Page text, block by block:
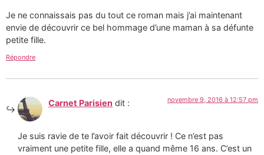
Je ne connaissais pas du tout ce roman mais j’ai maintenant
envie de découvrir ce bel hommage d’une maman à sa défunte
petite fille.
Répondre
Carnet Parisien dit : novembre 9, 2016 à 12:57 pm
Je suis ravie de te l’avoir fait découvrir ! Ce n’est pas
vraiment une petite fille, elle a quand même 16 ans. C’est un